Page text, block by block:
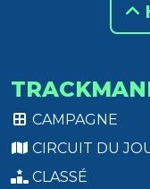
CAMPAGNE
CIRCUIT DU
CLASSÉ